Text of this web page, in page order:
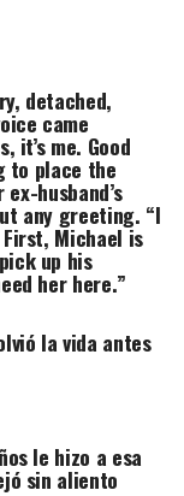
detached,
came
it’s me. Good
to place the
husband’s
any greeting. “I
Michael is
up his
her here.”
la vida antes
le hizo a esa
sin aliento